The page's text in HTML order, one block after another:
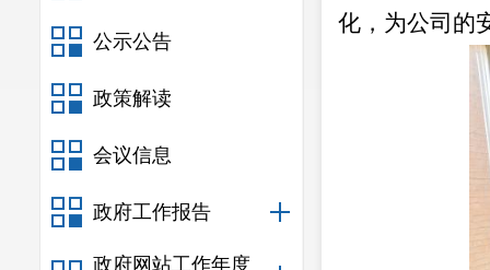
公示公告
政策解读
会议信息
政府工作报告
政府网站工作年度
化，为公司的